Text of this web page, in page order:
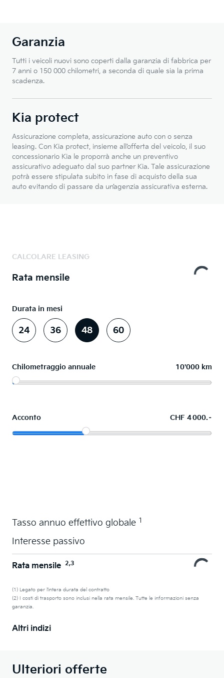
Garanzia
Tutti i veicoli nuovi sono coperti dalla garanzia di fabbrica per
7 anni o 150 000 chilometri, a seconda di quale sia la prima
scadenza.
Kia protect
Assicurazione completa, assicurazione auto con o senza
leasing. Con Kia protect, insieme all’offerta del veicolo, il suo
concessionario Kia le proporrà anche un preventivo
assicurativo adeguato dal suo partner Kia. Tale assicurazione
potrà essere stipulata subito in fase di acquisto della sua
auto evitando di passare da un’agenzia assicurativa esterna.
CALCOLARE LEASING
Rata mensile
Durata in mesi
24 36 48 60
Chilometraggio annuale 10'000 km
Acconto CHF 4 000.–
Tasso annuo effettivo globale 1
Interesse passivo
Rata mensile 2,3
(1) Legato per l’intera durata del contratto
(2) I costi di trasporto sono inclusi nella rata mensile. Tutte le informazioni senza
garanzia.
Altri indizi
Ulteriori offerte